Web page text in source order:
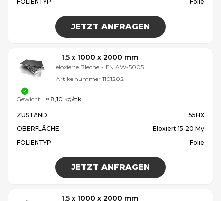
FOLIENTYP Folie
JETZT ANFRAGEN
1,5 x 1000 x 2000 mm
eloxierte Bleche - EN AW-5005
Artikelnummer 1101202
ZUSTAND
55HX
OBERFLÄCHE
Eloxiert 15-20 My
FOLIENTYP
Folie
JETZT ANFRAGEN
Gewicht: ≈ 8,10 kg/stk
1,5 x 1000 x 2000 mm